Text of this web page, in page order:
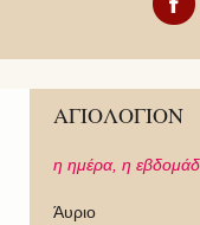
ΑΓΙΟΛΟΓΙΟΝ
η ημέρα, η
Άυριο